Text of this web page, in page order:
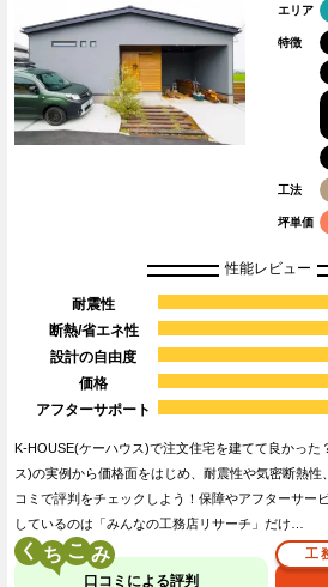
エリア
特徴
工法
坪単価
性能レビュー
耐震性
断熱/省エネ性
設計の自由度
価格
アフターサポート
K-HOUSE(ケーハウス)で注文住宅を建てて良かった
ス)の実例から価格面をはじめ、耐震性や気密断熱
コミで評判をチェックしよう！保障やアフターサー
しているのは「みんなの工務店リサーチ」だけ…
く こ
口コミによる評判
工